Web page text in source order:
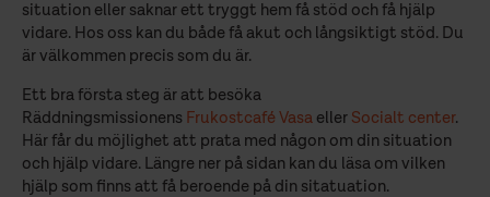
situation eller saknar ett tryggt hem få stöd och få hjälp
vidare. Hos oss kan du både få akut och långsiktigt stöd. Du
är välkommen precis som du är.
Ett bra första steg är att besöka
Räddningsmissionens Frukostcafé Vasa eller Socialt center.
Här får du möjlighet att prata med någon om din situation
och hjälp vidare. Längre ner på sidan kan du läsa om vilken
hjälp som finns att få beroende på din sitatuation.